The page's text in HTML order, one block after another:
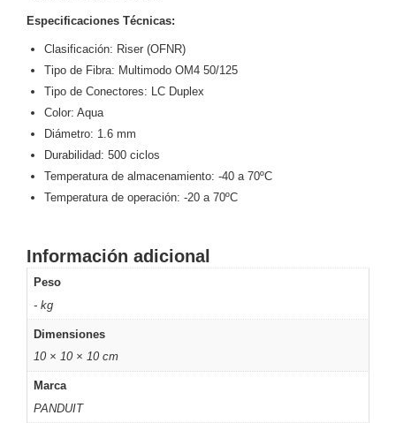
y
Decodificadores
de
VideoCubo
/ Eyeball /
TurretFisheye
y
HemisféricasLente
Video
Recorders
Pinhole
CajaPTZTérmicasWiFi
/ 4G /
Inalámbricas
Especificaciones Técnicas:
Clasificación: Riser (OFNR)
Tipo de Fibra: Multimodo OM4 50/125
Tipo de Conectores: LC Duplex
Color: Aqua
Diámetro: 1.6 mm
Durabilidad: 500 ciclos
Temperatura de almacenamiento: -40 a 70ºC
Temperatura de operación: -20 a 70ºC
Información adicional
Peso
- kg
Dimensiones
10 × 10 × 10 cm
Marca
PANDUIT